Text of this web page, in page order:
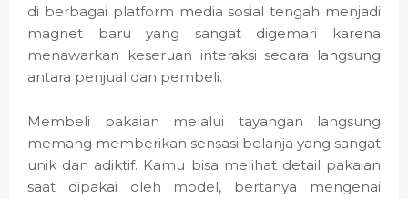
di berbagai platform media sosial tengah menjadi
magnet baru yang sangat digemari karena
menawarkan keseruan interaksi secara langsung
antara penjual dan pembeli.
Membeli pakaian melalui tayangan langsung
memang memberikan sensasi belanja yang sangat
unik dan adiktif. Kamu bisa melihat detail pakaian
saat dipakai oleh model, bertanya mengenai